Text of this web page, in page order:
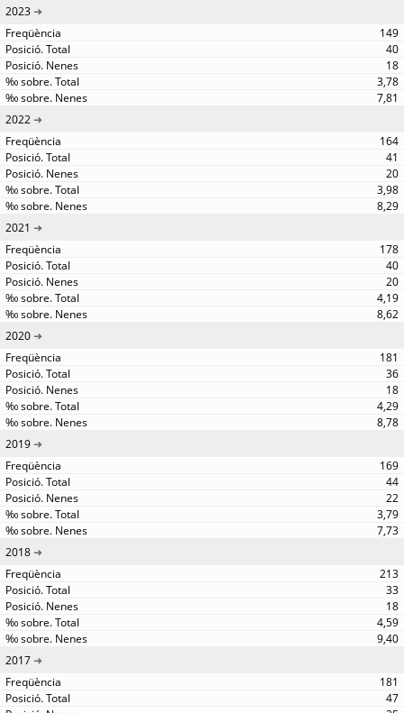
2023
149
40
18
3,78
7,81
2022
164
41
20
3,98
8,29
2021
178
40
20
4,19
8,62
2020
181
36
18
4,29
8,78
2019
169
44
22
3,79
7,73
2018
213
33
18
4,59
9,40
2017
181
47